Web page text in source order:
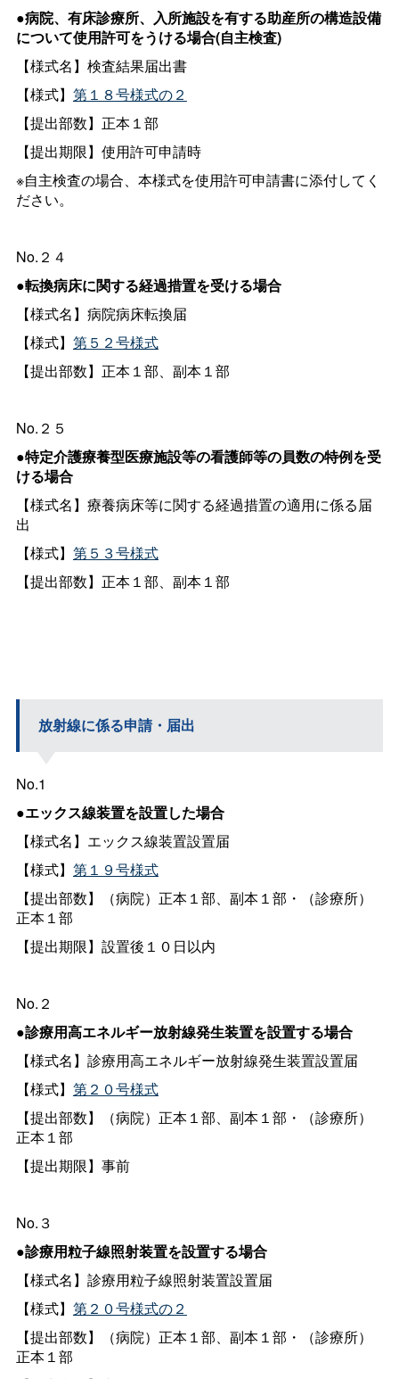
●病院、有床診療所、入所施設を有する助産所の構造設備
について使用許可をうける場合(自主検査)
【様式名】検査結果届出書
【様式】 第１８号様式の２
【提出部数】正本１部
【提出期限】使用許可申請時
※自主検査の場合、本様式を使用許可申請書に添付してく
ださい。
No.２４
●転換病床に関する経過措置を受ける場合
【様式名】病院病床転換届
【様式】 第５２号様式
【提出部数】正本１部、副本１部
No.２５
●特定介護療養型医療施設等の看護師等の員数の特例を受
ける場合
【様式名】療養病床等に関する経過措置の適用に係る届
出
【様式】 第５３号様式
【提出部数】正本１部、副本１部
放射線に係る申請・届出
No.1
●エックス線装置を設置した場合
【様式名】エックス線装置設置届
【様式】 第１９号様式
【提出部数】（病院）正本１部、副本１部・（診療所）
正本１部
【提出期限】設置後１０日以内
No.２
●診療用高エネルギー放射線発生装置を設置する場合
【様式名】診療用高エネルギー放射線発生装置設置届
【様式】 第２０号様式
【提出部数】（病院）正本１部、副本１部・（診療所）
正本１部
【提出期限】事前
No.３
●診療用粒子線照射装置を設置する場合
【様式名】診療用粒子線照射装置設置届
【様式】 第２０号様式の２
【提出部数】（病院）正本１部、副本１部・（診療所）
正本１部